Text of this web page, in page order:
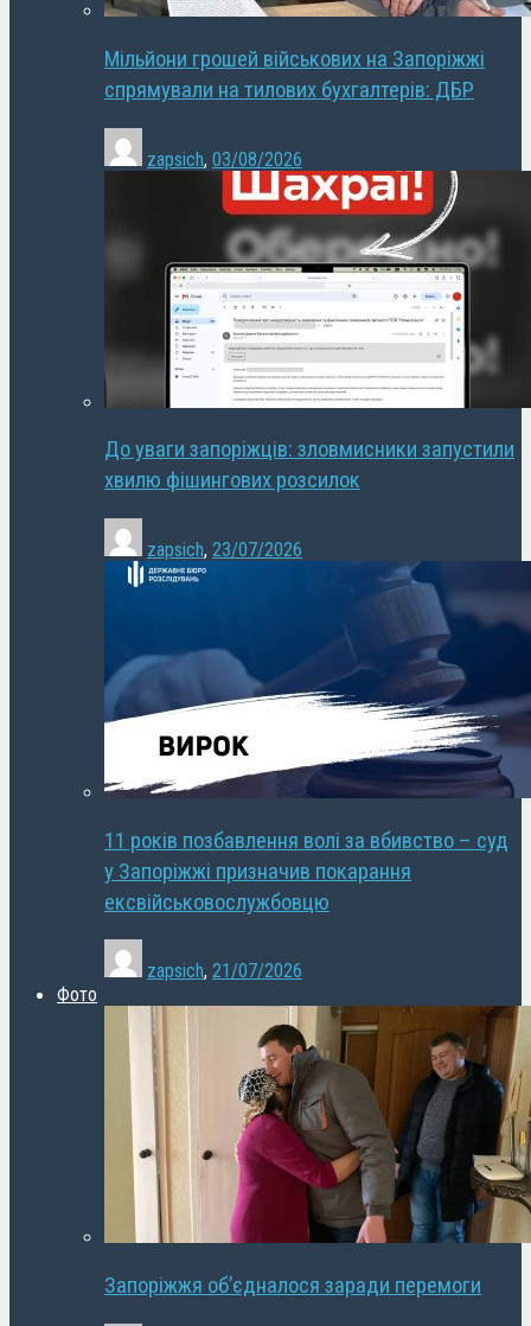
Мільйони грошей військових на Запоріжжі
спрямували на тилових бухгалтерів: ДБР
zapsich, 03/08/2026
До уваги запоріжців: зловмисники запустили
хвилю фішингових розсилок
zapsich, 23/07/2026
11 років позбавлення волі за вбивство – суд
у Запоріжжі призначив покарання
ексвійськовослужбовцю
zapsich, 21/07/2026
Фото
Запоріжжя об’єдналося заради перемоги